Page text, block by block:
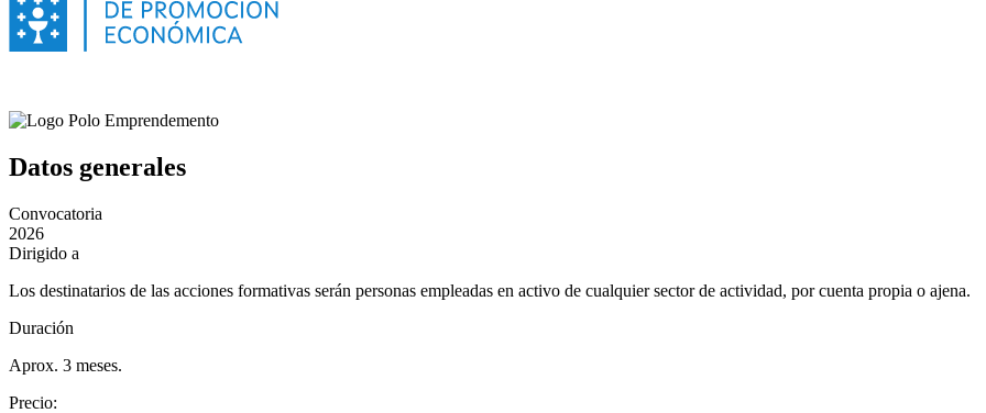
Datos generales
Convocatoria
2026
Dirigido a
Los destinatarios de las acciones formativas serán personas empleadas en activo de cualquier sector de actividad, por cuenta propia o ajena.
Duración
Aprox. 3 meses.
Precio: